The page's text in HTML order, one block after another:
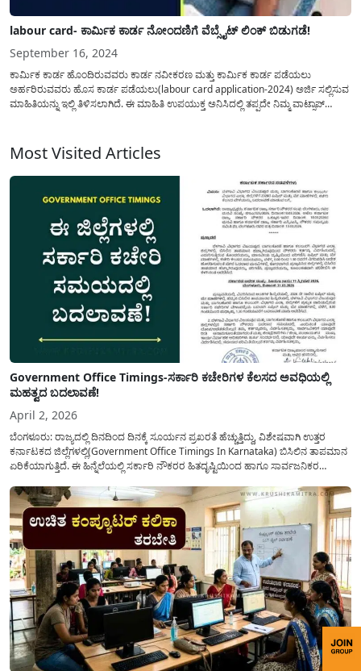
labour card- ಕಾರ್ಮಿಕ ಕಾರ್ಡ ನೋಂದಣಿಗೆ ವೆಬ್ಸೈಟ್ ಲಿಂಕ್ ಬಿಡುಗಡೆ!
September 16, 2024
ಕಾರ್ಮಿಕ ಕಾರ್ಡ ಹೊಂದಿರುವವರು ಕಾರ್ಡ ನವೀಕರಣ ಮತ್ತು ಕಾರ್ಮಿಕ ಕಾರ್ಡ ಪಡೆಯಲು
ಅರ್ಹರಿರುವವರು ಹೊಸ ಕಾರ್ಡ ಪಡೆಯಲು(labour card application-2024) ಅರ್ಜಿ ಸಲ್ಲಿಸುವ
ಮಾಹಿತಿಯನ್ನು ಇಲ್ಲಿ ತಿಳಿಸಲಾಗಿದೆ. ಈ ಮಾಹಿತಿ ಉಪಯುಕ್ತ ಅನಿಸಿದಲ್ಲಿ ತಪ್ಪದೇ ನಿಮ್ಮ ವಾಟ್ಸಾಪ್
Most Visited Articles
Government Office Timings-ಸರ್ಕಾರಿ ಕಚೇರಿಗಳ ಕೆಲಸದ ಅವಧಿಯಲ್ಲಿ
ಮಹತ್ವದ ಬದಲಾವಣೆ!
April 2, 2026
ಬೆಂಗಳೂರು: ರಾಜ್ಯದಲ್ಲಿ ದಿನದಿಂದ ದಿನಕ್ಕೆ ಸೂರ್ಯನ ಪ್ರಖರತೆ ಹೆಚ್ಚುತ್ತಿದ್ದು, ವಿಶೇಷವಾಗಿ ಉತ್ತರ
ಕರ್ನಾಟಕದ ಜಿಲ್ಲೆಗಳಲ್ಲಿ(Government Office Timings In Karnataka) ಬಿಸಿಲಿನ ತಾಪಮಾನ
ಏರಿಕೆಯಾಗುತ್ತಿದೆ. ಈ ಹಿನ್ನೆಲೆಯಲ್ಲಿ ಸರ್ಕಾರಿ ನೌಕರರ ಹಿತದೃಷ್ಟಿಯಿಂದ ಹಾಗೂ ಸಾರ್ವಜನಿಕರ
ಮತ್ತು ಕಲ್ಯಾಣ ಕರ್ನಾಟಕದ ಒಟ್ಟು 9 ಜಿಲ್ಲೆಗಳಲ್ಲಿ ಏಪ್ರಿಲ್...